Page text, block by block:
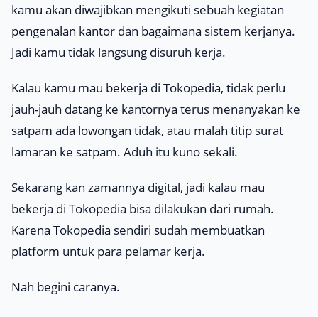
kamu akan diwajibkan mengikuti sebuah kegiatan
pengenalan kantor dan bagaimana sistem kerjanya.
Jadi kamu tidak langsung disuruh kerja.
Kalau kamu mau bekerja di Tokopedia, tidak perlu
jauh-jauh datang ke kantornya terus menanyakan ke
satpam ada lowongan tidak, atau malah titip surat
lamaran ke satpam. Aduh itu kuno sekali.
Sekarang kan zamannya digital, jadi kalau mau
bekerja di Tokopedia bisa dilakukan dari rumah.
Karena Tokopedia sendiri sudah membuatkan
platform untuk para pelamar kerja.
Nah begini caranya.